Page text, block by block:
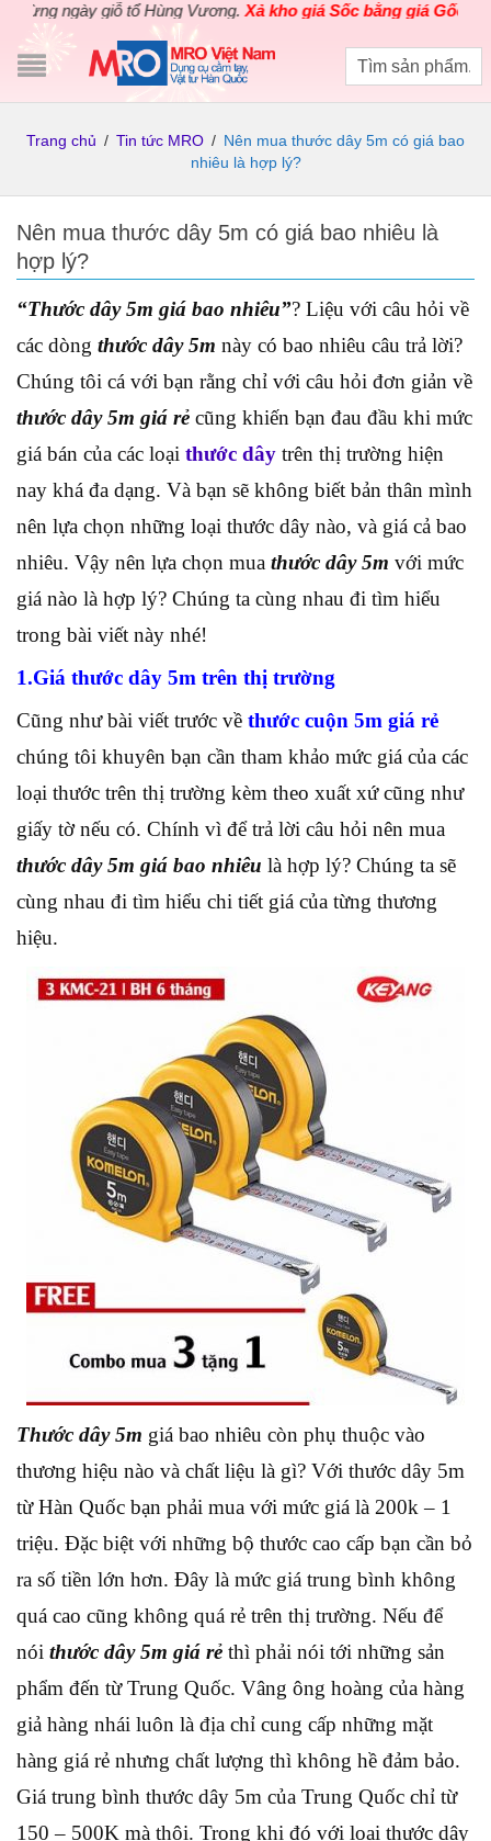
ngày giỗ tổ Hùng Vương.Xả kho giá Sốc bằng giá Gốccho các
Trang chủ / Tin tức MRO / Nên mua thước dây 5m có giá bao
nhiêu là hợp lý?
Nên mua thước dây 5m có giá bao nhiêu là
hợp lý?
“Thước dây 5m giá bao nhiêu”? Liệu với câu hỏi về
các dòng thước dây 5m này có bao nhiêu câu trả lời?
Chúng tôi cá với bạn rằng chỉ với câu hỏi đơn giản về
thước dây 5m giá rẻ cũng khiến bạn đau đầu khi mức
giá bán của các loại thước dây trên thị trường hiện
nay khá đa dạng. Và bạn sẽ không biết bản thân mình
nên lựa chọn những loại thước dây nào, và giá cả bao
nhiêu. Vậy nên lựa chọn mua thước dây 5m với mức
giá nào là hợp lý? Chúng ta cùng nhau đi tìm hiểu
trong bài viết này nhé!
1.Giá thước dây 5m trên thị trường
Cũng như bài viết trước về thước cuộn 5m giá rẻ
chúng tôi khuyên bạn cần tham khảo mức giá của các
loại thước trên thị trường kèm theo xuất xứ cũng như
giấy tờ nếu có. Chính vì để trả lời câu hỏi nên mua
thước dây 5m giá bao nhiêu là hợp lý? Chúng ta sẽ
cùng nhau đi tìm hiểu chi tiết giá của từng thương
hiệu.
Thước dây 5m giá bao nhiêu còn phụ thuộc vào
thương hiệu nào và chất liệu là gì? Với thước dây 5m
từ Hàn Quốc bạn phải mua với mức giá là 200k – 1
triệu. Đặc biệt với những bộ thước cao cấp bạn cần bỏ
ra số tiền lớn hơn. Đây là mức giá trung bình không
quá cao cũng không quá rẻ trên thị trường. Nếu để
nói thước dây 5m giá rẻ thì phải nói tới những sản
phẩm đến từ Trung Quốc. Vâng ông hoàng của hàng
giả hàng nhái luôn là địa chỉ cung cấp những mặt
hàng giá rẻ nhưng chất lượng thì không hề đảm bảo.
Giá trung bình thước dây 5m của Trung Quốc chỉ từ
150 – 500K mà thôi. Trong khi đó với loại thước dây